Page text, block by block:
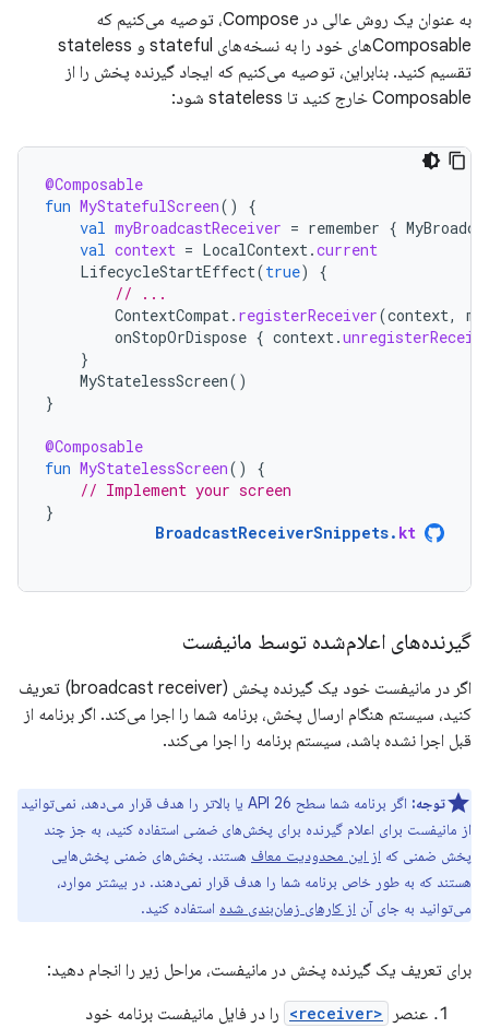
به عنوان یک روش عالی در Compose، توصیه می‌کنیم که
Composableهای خود را به نسخه‌های stateful و stateless
تقسیم کنید. بنابراین، توصیه می‌کنیم که ایجاد گیرنده پخش را از
Composable خارج کنید تا stateless شود:
@Composable
fun MyStatefulScreen()
{
val myBroadcastReceiver = remember {
val context = LocalContext.current
LifecycleStartEffect(true)
{
// ...
ContextCompat. registerReceiver(context,
onStopOrDispose { context.
}
MyStatelessScreen()
}
@Composable
fun MyStatelessScreen()
{
// Implement your screen
}
BroadcastReceiverSnippets. kt
گیرنده‌های اعلام‌شده توسط مانیفست
اگر در مانیفست خود یک گیرنده پخش (broadcast receiver) تعریف
کنید، سیستم هنگام ارسال پخش، برنامه شما را اجرا می‌کند. اگر برنامه از
قبل اجرا نشده باشد، سیستم برنامه را اجرا می‌کند.
توجه:
اگر برنامه شما سطح API 26 یا بالاتر را هدف قرار می‌دهد، نمی‌توانید
از مانیفست برای اعلام گیرنده برای پخش‌های ضمنی استفاده کنید، به جز چند
پخش ضمنی که از این محدودیت معاف هستند. پخش‌های ضمنی پخش‌هایی
هستند که به طور خاص برنامه شما را هدف قرار نمی‌دهند. در بیشتر موارد،
می‌توانید به جای آن از کارهای زمان‌بندی شده استفاده کنید.
برای تعریف یک گیرنده پخش در مانیفست، مراحل زیر را انجام دهید:
عنصر
<receiver>
را در فایل مانیفست برنامه خود